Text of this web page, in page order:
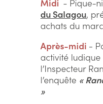
Midi - Pique-
du Salagou,
achats du
Après-midi -
activité
l’Inspecteur
l’enquête «
»